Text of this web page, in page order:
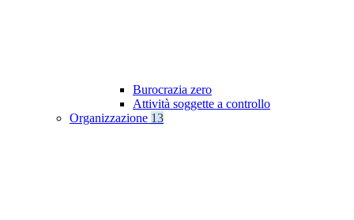
Burocrazia zero
Attività soggette a controllo
Organizzazione 13